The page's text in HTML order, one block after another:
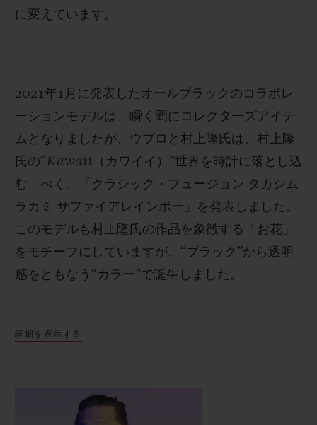
に変えています。
2021年1 月に発表したオールブラックのコラボレ
ーションモデルは、瞬く間にコレクターズアイテ
ムとなりましたが、ウブロと村上隆氏は、村上隆
氏の“Kawaii （カワイイ）”世界を時計に落とし込
む べく、「クラシック・フュージョン タカシム
ラカミ サファイアレインボー」を発表しました。
このモデルも村上隆氏の作品を象徴する「お花」
をモチーフにしていますが、“ブラック”から透明
感をともなう“カラー”で誕生しました。
者たちは、アーティストの作品とニヨンの時計
た。「クラシック・フュージョン」の特徴を踏襲
詳細を表示する